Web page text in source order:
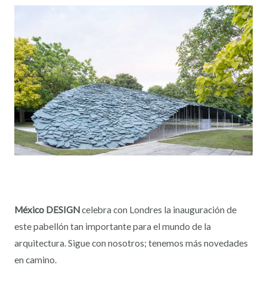
México DESIGNcelebra con Londres la inauguración de
este pabellón tan importante para el mundo de la
arquitectura. Sigue con nosotros; tenemos más novedades
en camino.